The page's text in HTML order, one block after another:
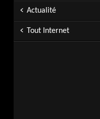
Actualité
Tout Internet